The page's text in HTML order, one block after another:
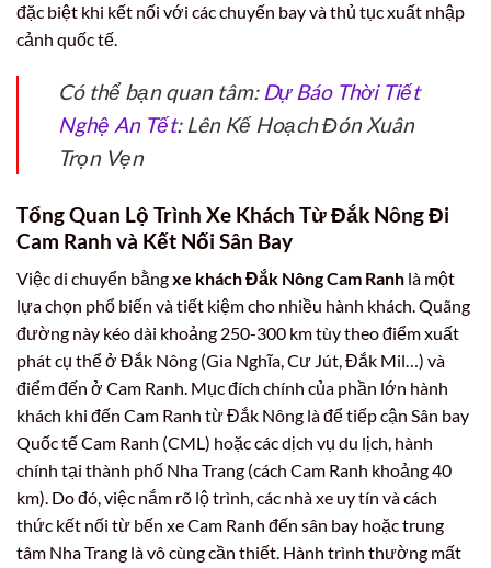
đặc biệt khi kết nối với các chuyến bay và thủ tục xuất nhập
cảnh quốc tế.
Có thể bạn quan tâm: Dự Báo Thời Tiết
Nghệ An Tết: Lên Kế Hoạch Đón Xuân
Trọn Vẹn
Tổng Quan Lộ Trình Xe Khách Từ Đắk Nông Đi
Cam Ranh và Kết Nối Sân Bay
Việc di chuyển bằngxe khách Đắk Nông Cam Ranh là một
lựa chọn phổ biến và tiết kiệm cho nhiều hành khách. Quãng
đường này kéo dài khoảng 250-300 km tùy theo điểm xuất
phát cụ thể ở Đắk Nông (Gia Nghĩa, Cư Jút, Đắk Mil…) và
điểm đến ở Cam Ranh. Mục đích chính của phần lớn hành
khách khi đến Cam Ranh từ Đắk Nông là để tiếp cận Sân bay
Quốc tế Cam Ranh (CML) hoặc các dịch vụ du lịch, hành
chính tại thành phố Nha Trang (cách Cam Ranh khoảng 40
km). Do đó, việc nắm rõ lộ trình, các nhà xe uy tín và cách
thức kết nối từ bến xe Cam Ranh đến sân bay hoặc trung
tâm Nha Trang là vô cùng cần thiết. Hành trình thường mất